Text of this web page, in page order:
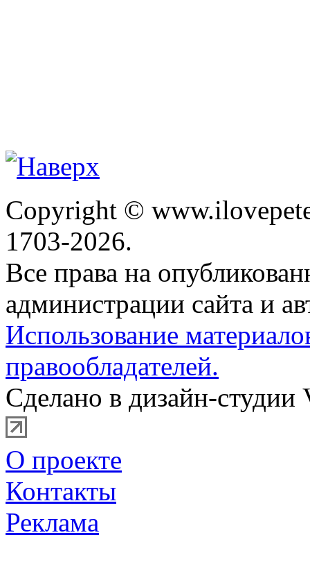
Copyright ©
1703-2026.
Все права на
администрации сайта и
Использование
правообладателей.
Сделано в дизайн-студии
О проекте
Контакты
Реклама